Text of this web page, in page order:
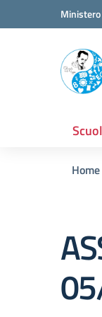
Vai ai contenuti
Vai al menu di
Home